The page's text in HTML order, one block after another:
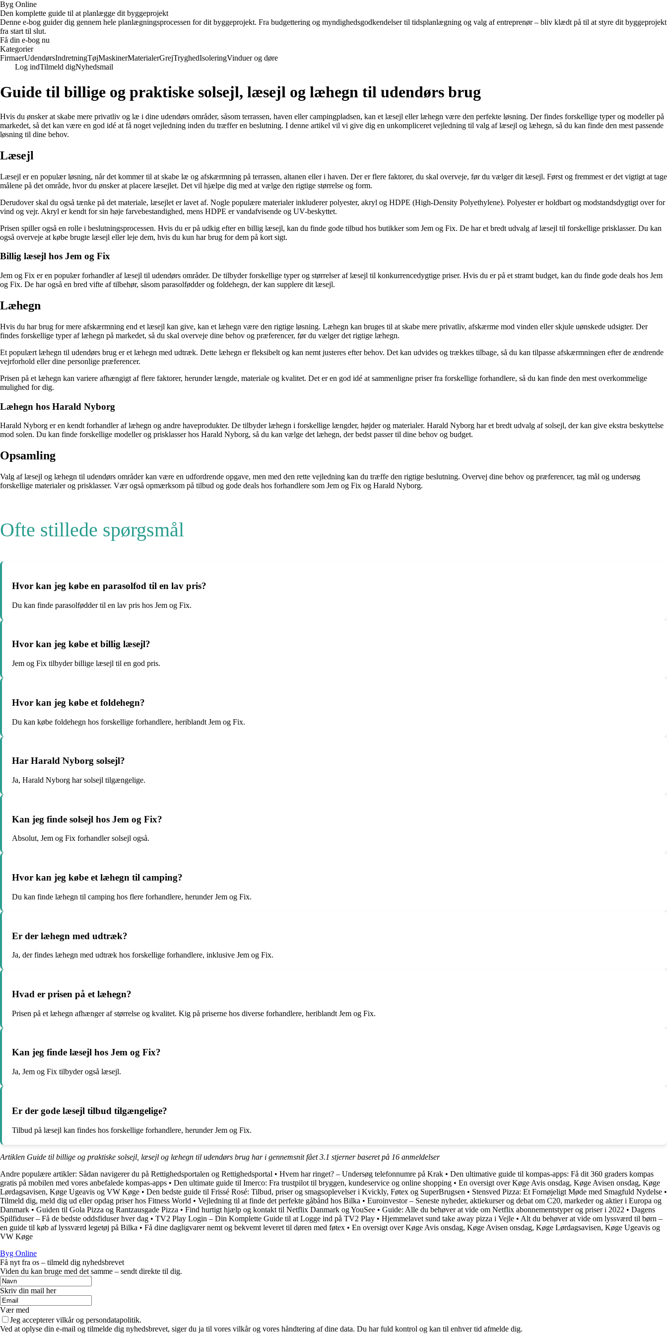
Byg Online
Den komplette guide til at planlægge dit byggeprojekt
Denne e-bog guider dig gennem hele planlægningsprocessen for dit byggeprojekt. Fra budgettering og myndighedsgodkendelser til tidsplanlægning og valg af entreprenør – bliv klædt på til at styre dit byggeprojekt
fra start til slut.
Få din e-bog nu
Kategorier
FirmaerUdendørsIndretningTøjMaskinerMaterialerGrejTryghedIsoleringVinduer og døre
Log indTilmeld digNyhedsmail
Guide til billige og praktiske solsejl, læsejl og læhegn til udendørs brug
Hvis du ønsker at skabe mere privatliv og læ i dine udendørs områder, såsom terrassen, haven eller campingpladsen, kan et læsejl eller læhegn være den perfekte løsning. Der findes forskellige typer og modeller på
markedet, så det kan være en god idé at få noget vejledning inden du træffer en beslutning. I denne artikel vil vi give dig en unkompliceret vejledning til valg af læsejl og læhegn, så du kan finde den mest passende
løsning til dine behov.
Læsejl
Læsejl er en populær løsning, når det kommer til at skabe læ og afskærmning på terrassen, altanen eller i haven. Der er flere faktorer, du skal overveje, før du vælger dit læsejl. Først og fremmest er det vigtigt at tage
målene på det område, hvor du ønsker at placere læsejlet. Det vil hjælpe dig med at vælge den rigtige størrelse og form.
Derudover skal du også tænke på det materiale, læsejlet er lavet af. Nogle populære materialer inkluderer polyester, akryl og HDPE (High-Density Polyethylene). Polyester er holdbart og modstandsdygtigt over for
vind og vejr. Akryl er kendt for sin høje farvebestandighed, mens HDPE er vandafvisende og UV-beskyttet.
Prisen spiller også en rolle i beslutningsprocessen. Hvis du er på udkig efter en billig læsejl, kan du finde gode tilbud hos butikker som Jem og Fix. De har et bredt udvalg af læsejl til forskellige prisklasser. Du kan
også overveje at købe brugte læsejl eller leje dem, hvis du kun har brug for dem på kort sigt.
Billig læsejl hos Jem og Fix
Jem og Fix er en populær forhandler af læsejl til udendørs områder. De tilbyder forskellige typer og størrelser af læsejl til konkurrencedygtige priser. Hvis du er på et stramt budget, kan du finde gode deals hos Jem
og Fix. De har også en bred vifte af tilbehør, såsom parasolfødder og foldehegn, der kan supplere dit læsejl.
Læhegn
Hvis du har brug for mere afskærmning end et læsejl kan give, kan et læhegn være den rigtige løsning. Læhegn kan bruges til at skabe mere privatliv, afskærme mod vinden eller skjule uønskede udsigter. Der
findes forskellige typer af læhegn på markedet, så du skal overveje dine behov og præferencer, før du vælger det rigtige læhegn.
Et populært læhegn til udendørs brug er et læhegn med udtræk. Dette læhegn er fleksibelt og kan nemt justeres efter behov. Det kan udvides og trækkes tilbage, så du kan tilpasse afskærmningen efter de ændrende
vejrforhold eller dine personlige præferencer.
Prisen på et læhegn kan variere afhængigt af flere faktorer, herunder længde, materiale og kvalitet. Det er en god idé at sammenligne priser fra forskellige forhandlere, så du kan finde den mest overkommelige
mulighed for dig.
Læhegn hos Harald Nyborg
Harald Nyborg er en kendt forhandler af læhegn og andre haveprodukter. De tilbyder læhegn i forskellige længder, højder og materialer. Harald Nyborg har et bredt udvalg af solsejl, der kan give ekstra beskyttelse
mod solen. Du kan finde forskellige modeller og prisklasser hos Harald Nyborg, så du kan vælge det læhegn, der bedst passer til dine behov og budget.
Opsamling
Valg af læsejl og læhegn til udendørs områder kan være en udfordrende opgave, men med den rette vejledning kan du træffe den rigtige beslutning. Overvej dine behov og præferencer, tag mål og undersøg
forskellige materialer og prisklasser. Vær også opmærksom på tilbud og gode deals hos forhandlere som Jem og Fix og Harald Nyborg.
Ofte stillede spørgsmål
Hvor kan jeg købe en parasolfod til en lav pris?
Du kan finde parasolfødder til en lav pris hos Jem og Fix.
Hvor kan jeg købe et billig læsejl?
Jem og Fix tilbyder billige læsejl til en god pris.
Hvor kan jeg købe et foldehegn?
Du kan købe foldehegn hos forskellige forhandlere, heriblandt Jem og Fix.
Har Harald Nyborg solsejl?
Ja, Harald Nyborg har solsejl tilgængelige.
Kan jeg finde solsejl hos Jem og Fix?
Absolut, Jem og Fix forhandler solsejl også.
Hvor kan jeg købe et læhegn til camping?
Du kan finde læhegn til camping hos flere forhandlere, herunder Jem og Fix.
Er der læhegn med udtræk?
Ja, der findes læhegn med udtræk hos forskellige forhandlere, inklusive Jem og Fix.
Hvad er prisen på et læhegn?
Prisen på et læhegn afhænger af størrelse og kvalitet. Kig på priserne hos diverse forhandlere, heriblandt Jem og Fix.
Kan jeg finde læsejl hos Jem og Fix?
Ja, Jem og Fix tilbyder også læsejl.
Er der gode læsejl tilbud tilgængelige?
Tilbud på læsejl kan findes hos forskellige forhandlere, herunder Jem og Fix.
Artiklen Guide til billige og praktiske solsejl, læsejl og læhegn til udendørs brug har i gennemsnit fået3.1 stjerner baseret på 16 anmeldelser
Andre populære artikler: Sådan navigerer du på Rettighedsportalen og Rettighedsportal • Hvem har ringet? – Undersøg telefonnumre på Krak • Den ultimative guide til kompas-apps: Få dit 360 graders kompas
gratis på mobilen med vores anbefalede kompas-apps • Den ultimate guide til Imerco: Fra trustpilot til bryggen, kundeservice og online shopping • En oversigt over Køge Avis onsdag, Køge Avisen onsdag, Køge
Lørdagsavisen, Køge Ugeavis og VW Køge • Den bedste guide til Frissé Rosé: Tilbud, priser og smagsoplevelser i Kvickly, Føtex og SuperBrugsen • Stensved Pizza: Et Fornøjeligt Møde med Smagfuld Nydelse •
Tilmeld dig, meld dig ud eller opdag priser hos Fitness World • Vejledning til at finde det perfekte gåbånd hos Bilka • Euroinvestor – Seneste nyheder, aktiekurser og debat om C20, markeder og aktier i Europa og
Danmark • Guiden til Gola Pizza og Rantzausgade Pizza • Find hurtigt hjælp og kontakt til Netflix Danmark og YouSee • Guide: Alle du behøver at vide om Netflix abonnementstyper og priser i 2022 • Dagens
Spilfiduser – Få de bedste oddsfiduser hver dag • TV2 Play Login – Din Komplette Guide til at Logge ind på TV2 Play • Hjemmelavet sund take away pizza i Vejle • Alt du behøver at vide om lyssværd til børn –
en guide til køb af lyssværd legetøj på Bilka • Få dine dagligvarer nemt og bekvemt leveret til døren med føtex • En oversigt over Køge Avis onsdag, Køge Avisen onsdag, Køge Lørdagsavisen, Køge Ugeavis og
VW Køge
Byg Online
Få nyt fra os – tilmeld dig nyhedsbrevet
Viden du kan bruge med det samme – sendt direkte til dig.
Skriv din mail her
Vær med
Jeg accepterer vilkår og persondatapolitik.
Ved at oplyse din e-mail og tilmelde dig nyhedsbrevet, siger du ja til vores vilkår og vores håndtering af dine data. Du har fuld kontrol og kan til enhver tid afmelde dig.